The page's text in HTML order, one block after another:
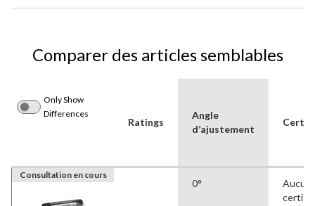
Comparer des articles semblables
Only Show
Differences
Ratings
Angle
d’ajustement
Consultation en cours
0°